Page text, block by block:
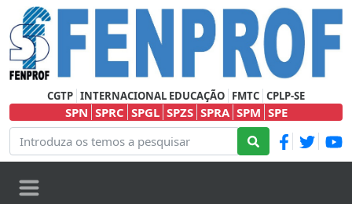
CGTP INTERNACIONAL EDUCAÇÃO FMTC CPLP-SE
SPN SPRC SPGL SPZS SPRA SPM SPE